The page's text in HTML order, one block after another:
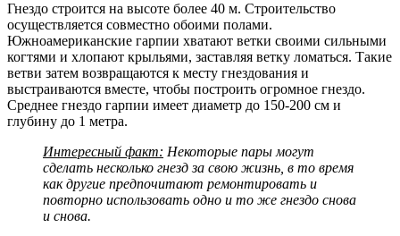
Гнездо строится на высоте более 40 м. Строительство
осуществляется совместно обоими полами.
Южноамериканские гарпии хватают ветки своими сильными
когтями и хлопают крыльями, заставляя ветку ломаться. Такие
ветви затем возвращаются к месту гнездования и
выстраиваются вместе, чтобы построить огромное гнездо.
Среднее гнездо гарпии имеет диаметр до 150-200 см и
глубину до 1 метра.
Интересный факт: Некоторые пары могут
сделать несколько гнезд за свою жизнь, в то время
как другие предпочитают ремонтировать и
повторно использовать одно и то же гнездо снова
и снова.